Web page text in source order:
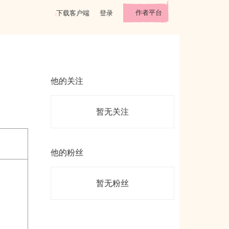
下载客户端 登录 作者平台
他的关注
暂无关注
他的粉丝
暂无粉丝